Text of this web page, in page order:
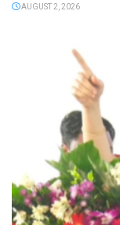
AUGUST 2, 2026